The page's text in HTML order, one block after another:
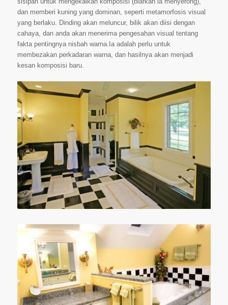
dan memberi kuning yang dominan, seperti metamorfosis visual
yang berlaku. Dinding akan meluncur, bilik akan diisi dengan
cahaya, dan anda akan menerima pengesahan visual tentang
fakta pentingnya nisbah warna.Ia adalah perlu untuk
membezakan perkadaran warna, dan hasilnya akan menjadi
kesan komposisi baru.